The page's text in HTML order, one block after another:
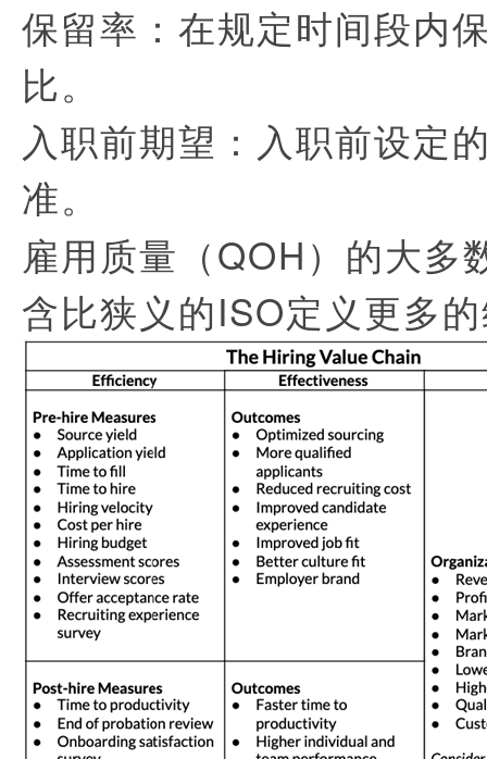
保留率：在规定时间段内
比。
入职前期望：入职前设定
准。
雇用质量（QOH）的大多
含比狭义的ISO定义更多